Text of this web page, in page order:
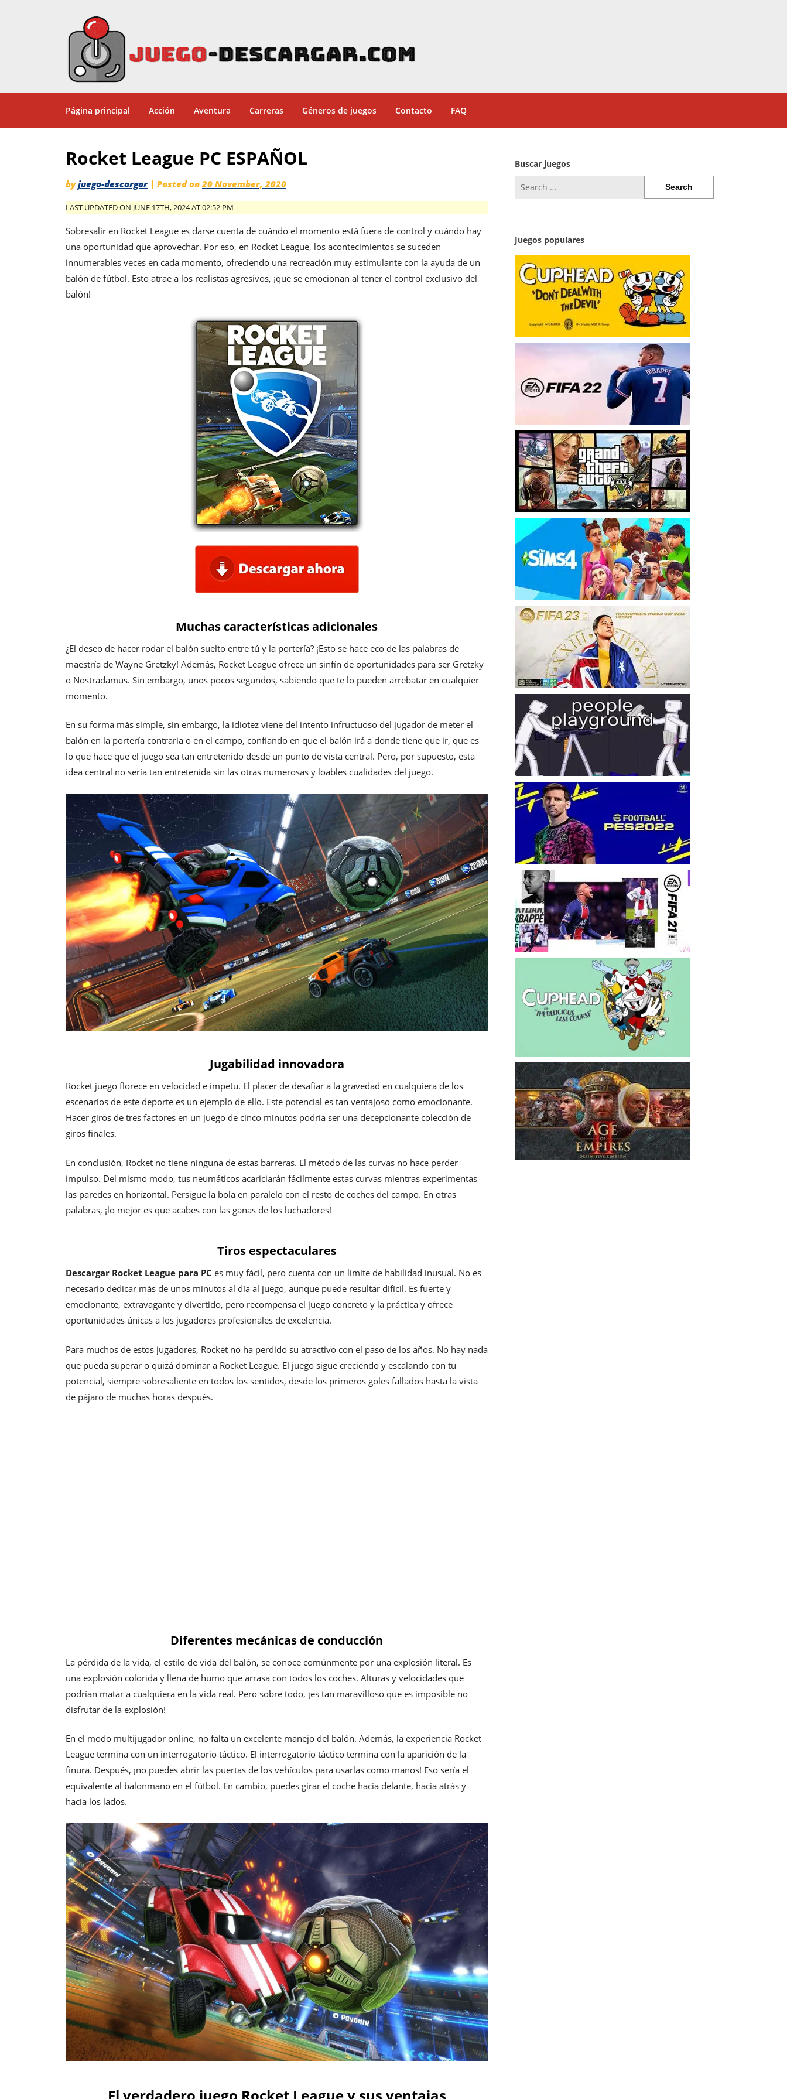
Página principal Acción Aventura Carreras Géneros de juegos Contacto FAQ
Rocket League PC ESPAÑOL
byjuego-descargar | Posted on20 November, 2020
LAST UPDATED ON JUNE 17TH, 2024 AT 02:52 PM
Sobresalir en Rocket League es darse cuenta de cuándo el momento está fuera de control y cuándo hay
una oportunidad que aprovechar. Por eso, en Rocket League, los acontecimientos se suceden
innumerables veces en cada momento, ofreciendo una recreación muy estimulante con la ayuda de un
balón de fútbol. Esto atrae a los realistas agresivos, ¡que se emocionan al tener el control exclusivo del
balón!
Muchas características adicionales
¿El deseo de hacer rodar el balón suelto entre tú y la portería? ¡Esto se hace eco de las palabras de
maestría de Wayne Gretzky! Además, Rocket League ofrece un sinfín de oportunidades para ser Gretzky
o Nostradamus. Sin embargo, unos pocos segundos, sabiendo que te lo pueden arrebatar en cualquier
momento.
En su forma más simple, sin embargo, la idiotez viene del intento infructuoso del jugador de meter el
balón en la portería contraria o en el campo, confiando en que el balón irá a donde tiene que ir, que es
lo que hace que el juego sea tan entretenido desde un punto de vista central. Pero, por supuesto, esta
idea central no sería tan entretenida sin las otras numerosas y loables cualidades del juego.
Jugabilidad innovadora
Rocket juego florece en velocidad e ímpetu. El placer de desafiar a la gravedad en cualquiera de los
escenarios de este deporte es un ejemplo de ello. Este potencial es tan ventajoso como emocionante.
Hacer giros de tres factores en un juego de cinco minutos podría ser una decepcionante colección de
giros finales.
En conclusión, Rocket no tiene ninguna de estas barreras. El método de las curvas no hace perder
impulso. Del mismo modo, tus neumáticos acariciarán fácilmente estas curvas mientras experimentas
las paredes en horizontal. Persigue la bola en paralelo con el resto de coches del campo. En otras
palabras, ¡lo mejor es que acabes con las ganas de los luchadores!
Tiros espectaculares
Descargar Rocket League para PC es muy fácil, pero cuenta con un límite de habilidad inusual. No es
necesario dedicar más de unos minutos al día al juego, aunque puede resultar difícil. Es fuerte y
emocionante, extravagante y divertido, pero recompensa el juego concreto y la práctica y ofrece
oportunidades únicas a los jugadores profesionales de excelencia.
Para muchos de estos jugadores, Rocket no ha perdido su atractivo con el paso de los años. No hay nada
que pueda superar o quizá dominar a Rocket League. El juego sigue creciendo y escalando con tu
potencial, siempre sobresaliente en todos los sentidos, desde los primeros goles fallados hasta la vista
de pájaro de muchas horas después.
Diferentes mecánicas de conducción
La pérdida de la vida, el estilo de vida del balón, se conoce comúnmente por una explosión literal. Es
una explosión colorida y llena de humo que arrasa con todos los coches. Alturas y velocidades que
podrían matar a cualquiera en la vida real. Pero sobre todo, ¡es tan maravilloso que es imposible no
disfrutar de la explosión!
En el modo multijugador online, no falta un excelente manejo del balón. Además, la experiencia Rocket
League termina con un interrogatorio táctico. El interrogatorio táctico termina con la aparición de la
finura. Después, ¡no puedes abrir las puertas de los vehículos para usarlas como manos! Eso sería el
equivalente al balonmano en el fútbol. En cambio, puedes girar el coche hacia delante, hacia atrás y
hacia los lados.
Buscar juegos
for:
Juegos populares